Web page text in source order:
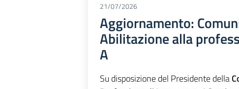
21/07/2026
Aggiornamento:
Abilitazione alla
A
Su disposizione del Presidente della